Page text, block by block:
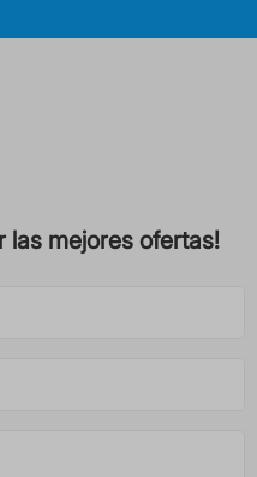
las mejores ofertas!